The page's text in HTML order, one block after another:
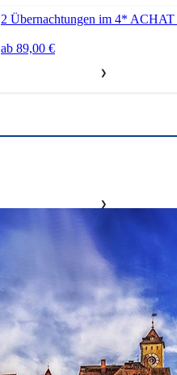
2 Übernachtungen im 4*
ab 89,00 €
❯
❯